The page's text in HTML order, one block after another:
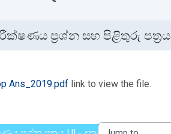
ප්‍රශ්න සහ පිළිතුරු
Ans_2019.pdf link to view the file.